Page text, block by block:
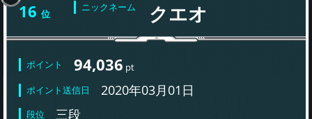
16 位
ニックネーム クエオ
ポイント 94,036 pt
ポイント送信日
2020年03月01日
段位 三段